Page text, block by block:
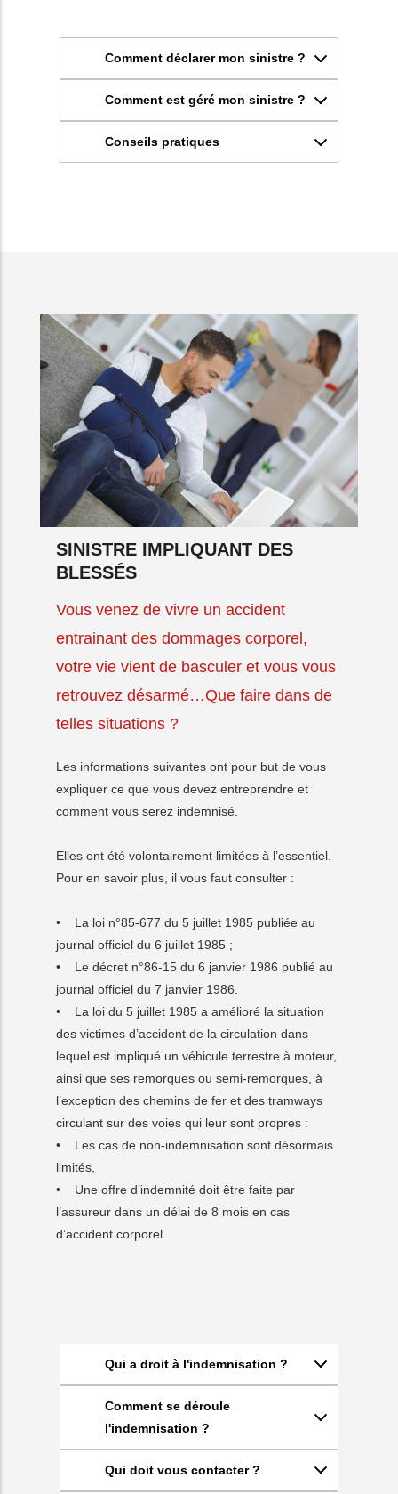
Comment déclarer mon sinistre ?
Comment est géré mon sinistre ?
Conseils pratiques
SINISTRE IMPLIQUANT DES
BLESSÉS
Vous venez de vivre un accident
entrainant des dommages corporel,
votre vie vient de basculer et vous vous
retrouvez désarmé…Que faire dans de
telles situations ?
Les informations suivantes ont pour but de vous
expliquer ce que vous devez entreprendre et
comment vous serez indemnisé.
Elles ont été volontairement limitées à l’essentiel.
Pour en savoir plus, il vous faut consulter :
• La loi n°85-677 du 5 juillet 1985 publiée au
journal officiel du 6 juillet 1985 ;
• Le décret n°86-15 du 6 janvier 1986 publié au
journal officiel du 7 janvier 1986.
• La loi du 5 juillet 1985 a amélioré la situation
des victimes d’accident de la circulation dans
lequel est impliqué un véhicule terrestre à moteur,
ainsi que ses remorques ou semi-remorques, à
l’exception des chemins de fer et des tramways
circulant sur des voies qui leur sont propres :
• Les cas de non-indemnisation sont désormais
limités,
• Une offre d’indemnité doit être faite par
l’assureur dans un délai de 8 mois en cas
d’accident corporel.
Qui a droit à l'indemnisation ?
Comment se déroule
l'indemnisation ?
Qui doit vous contacter ?